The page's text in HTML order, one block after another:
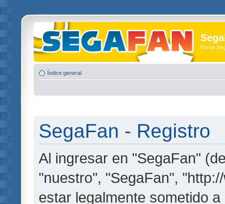
Foros
Índice general
SegaFan - Registro
Al ingresar en "SegaFan"
"nuestro", "SegaFan",
estar legalmente sometido